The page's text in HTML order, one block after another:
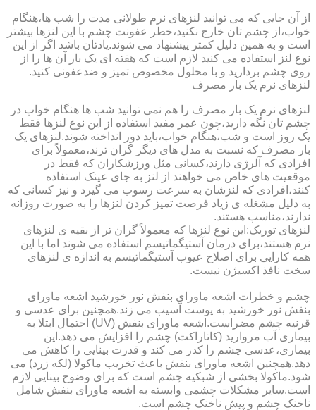
از آن جایی که می توانید لنزهای نرم طولانی مدت را شب ها،هنگام
خواب،از چشم تان خارج نکنید،خطر عفونت چشم با این لنزها بیشتر
است و به همین دلیل کمتر پیشنهاد می شوند.یادتان باشد اگر از این
نوع لنز استفاده می کنید لازم است که هفته ای یک بار آن ها را از
روی چشم بردارید و با محلول مخصوص تمیز و ضدعفونی کنید.
لنزهای نرم یک بار مصرف
لنزهای نرم یک بار مصرف را هم نمی توانید شب ها هنگام خواب در
چشم تان نگه دارید،چون عمر مفید استفاده از این نوع لنزها فقط
یک روز است و شب،هنگام خواب،باید دور انداخته شوند.لنزهای یک
بار مصرف که نسبت به مدل های دیگر گران ترند،معمولاً برای
افرادی که آلرژی دارند،کسانی مثل ورزشکاران که فقط در
موقعیت های خاص می خواهند از لنز به جای عینک استفاده
کنند،افرادی که لنزشان به سرعت رسوب می گیرد و نیز کسانی که
به دلیل مشغله ی زیاد فرصت تمیز کردن لنزها را به صورت روزانه
ندارند،مناسب هستند.
لنزهای توریک:این نوع لنزها که معمولاً گران تر از بقیه ی لنزهای
نرم هستند،برای درمان آستیگماتیسم استفاده می شوند اما با این
همه کارایی برای اصلاح عیوب آستیگماتیسم به اندازه ی لنزهای
سخت نافذ اکسیژن نیست.
چشم و خطرات اشعه ماورای بنفش نور خورشید اشعه ماورای
بنفش نور خورشید به پوست آسیب می زند.همچنین برای عدسی و
قرنیه چشم مضراست.اشعه ماورای بنفش (UV) احتمال ابتلا به
بیماری آب مروارید (کاتاراکت) چشم را افزایش می دهد.این
بیماری،عدسی چشم را کدر می کند و قدرت بینایی را کاهش می
دهد.همچنین اشعه ماورای بنفش باعث تخریب ماکولا (لکه زرد) می
شود.ماکولا بخشی از شبکیه چشم است که برای وضوح بینایی لازم
است.سایر مشکلات چشمی وابسته به اشعه ماورای بنفش شامل
ناخنک چشم و پیش ناخنک چشم است.